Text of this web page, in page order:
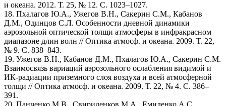
и океана. 2012. Т. 25, № 12. С. 1023–1027.
18. Пхалагов Ю.А., Ужегов В.Н., Сакерин С.М., Кабанов
Д.М., Одинцов С.Л. Особенности дневной динамики
аэрозольной оптической толщи атмосферы в инфракрасном
диапазоне длин волн // Оптика атмосф. и океана. 2009. Т. 22,
№ 9. С. 838–843.
19. Ужегов В.Н., Кабанов Д.М., Пхалагов Ю.А., Сакерин С.М.
Взаимосвязь вариаций аэрозольного ослабления видимой и
ИК-радиации приземного слоя воздуха и всей атмосферной
толщи // Оптика атмосф. и океана. 2009. Т. 22, № 4. С. 386–
391.
20. Панченко М.В., Свириденков М.А., Емиленко А.С.,